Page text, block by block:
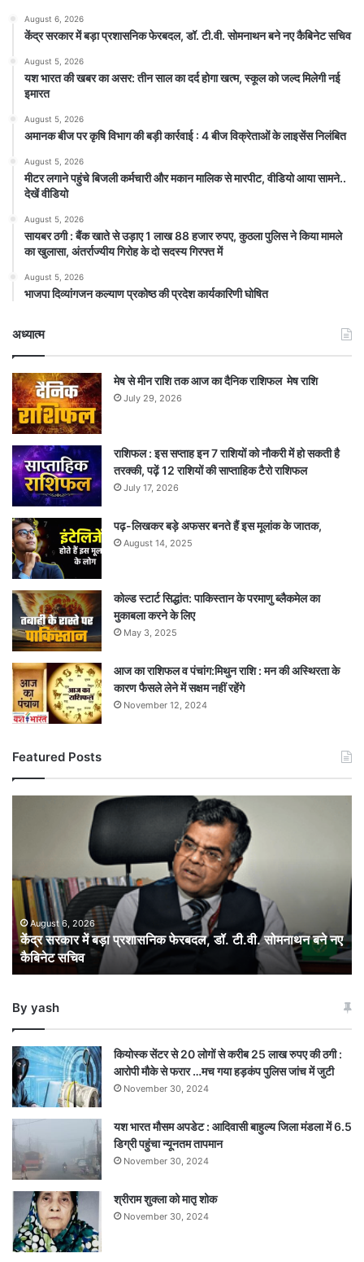
August 6, 2026
केंद्र सरकार में बड़ा प्रशासनिक फेरबदल, डॉ. टी.वी. सोमनाथन बने नए कैबिनेट सचिव
August 5, 2026
यश भारत की खबर का असर: तीन साल का दर्द होगा खत्म, स्कूल को जल्द मिलेगी नई
इमारत
August 5, 2026
अमानक बीज पर कृषि विभाग की बड़ी कार्रवाई : 4 बीज विक्रेताओं के लाइसेंस निलंबित
August 5, 2026
मीटर लगाने पहुंचे बिजली कर्मचारी और मकान मालिक से मारपीट, वीडियो आया सामने..
देखें वीडियो
August 5, 2026
सायबर ठगी : बैंक खाते से उड़ाए 1 लाख 88 हजार रुपए, कुठला पुलिस ने किया मामले
का खुलासा, अंतर्राज्यीय गिरोह के दो सदस्य गिरफ्त में
August 5, 2026
भाजपा दिव्यांगजन कल्याण प्रकोष्ठ की प्रदेश कार्यकारिणी घोषित
अध्यात्म
मेष से मीन राशि तक आज का दैनिक राशिफल मेष राशि
July 29, 2026
राशिफल : इस सप्ताह इन 7 राशियों को नौकरी में हो सकती है
तरक्की, पढ़ें 12 राशियों की साप्ताहिक टैरो राशिफल
July 17, 2026
पढ़-लिखकर बड़े अफसर बनते हैं इस मूलांक के जातक,
August 14, 2025
कोल्ड स्टार्ट सिद्धांत: पाकिस्तान के परमाणु ब्लैकमेल का
मुकाबला करने के लिए
May 3, 2025
आज का राशिफल व पंचांग:मिथुन राशि : मन की अस्थिरता के
कारण फैसले लेने में सक्षम नहीं रहेंगे
November 12, 2024
Featured Posts
फेरबदल,
डॉ.
टी.वी.
सोमनाथन
बने
नए
सचिव
August 6, 2026
केंद्र सरकार में बड़ा प्रशासनिक फेरबदल, डॉ. टी.वी. सोमनाथन बने नए
कैबिनेट सचिव
By yash
कियोस्क सेंटर से 20 लोगों से करीब 25 लाख रुपए की ठगी :
आरोपी मौके से फरार …मच गया हड़कंप पुलिस जांच में जुटी
November 30, 2024
यश भारत मौसम अपडेट : आदिवासी बाहुल्य जिला मंडला में 6.5
डिग्री पहुंचा न्यूनतम तापमान
November 30, 2024
श्रीराम शुक्ला को मातृ शोक
November 30, 2024